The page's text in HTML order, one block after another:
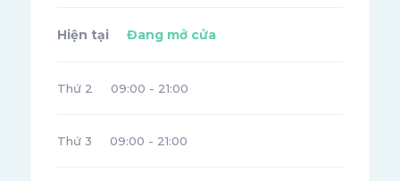
Hiện tại Đang mở cửa
Thứ 2 09:00 - 21:00
Thứ 3 09:00 - 21:00